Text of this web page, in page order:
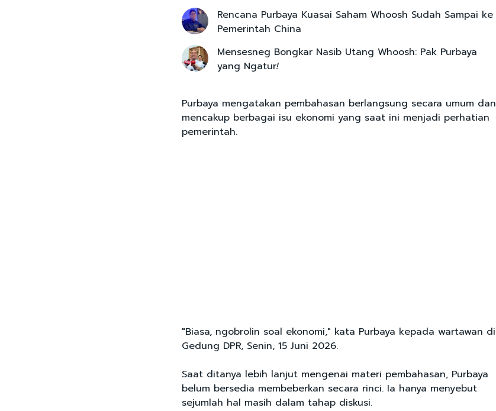
Rencana Purbaya Kuasai Saham Whoosh Sudah Sampai ke
Pemerintah China
Mensesneg Bongkar Nasib Utang Whoosh: Pak Purbaya
yang Ngatur!
Purbaya mengatakan pembahasan berlangsung secara umum dan
mencakup berbagai isu ekonomi yang saat ini menjadi perhatian
pemerintah.
"Biasa, ngobrolin soal ekonomi," kata Purbaya kepada wartawan di
Gedung DPR, Senin, 15 Juni 2026.
Saat ditanya lebih lanjut mengenai materi pembahasan, Purbaya
belum bersedia membeberkan secara rinci. Ia hanya menyebut
sejumlah hal masih dalam tahap diskusi.